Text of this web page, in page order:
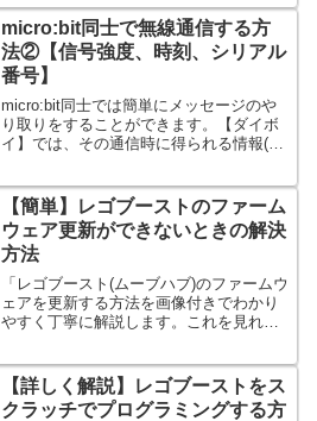
micro:bit同士で無線通信する方
法②【信号強度、時刻、シリアル
番号】
micro:bit同士では簡単にメッセージのや
り取りをすることができます。【ダイボ
イ】では、その通信時に得られる情報(信
【簡単】レゴブーストのファーム
ウェア更新ができないときの解決
方法
「レゴブースト(ムーブハブ)のファームウ
ェアを更新する方法を画像付きでわかり
やすく丁寧に解説します。これを見れば
【詳しく解説】レゴブーストをス
クラッチでプログラミングする方